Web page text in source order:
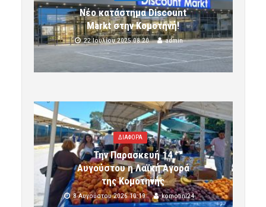
Νέο κατάστημα Discount
Markt στην Κομοτηνή!
22 Ιουλίου 2025 08:20 admin
ΔΙΑΦΟΡΑ
Την Παρασκευή 14
Αυγούστου η Λαϊκή Αγορά
της Κομοτηνής
8 Αυγούστου 2026 10:19 komotini24